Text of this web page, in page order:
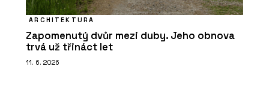
ARCHITEKTURA
Zapomenutý dvůr mezi duby. Jeho obnova
trvá už třináct let
11. 6. 2026